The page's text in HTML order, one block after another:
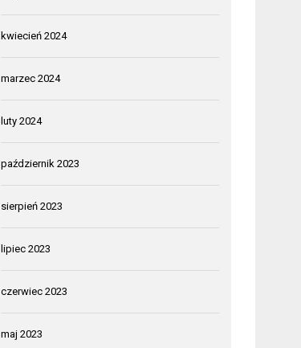
kwiecień 2024
marzec 2024
luty 2024
październik 2023
sierpień 2023
lipiec 2023
czerwiec 2023
maj 2023